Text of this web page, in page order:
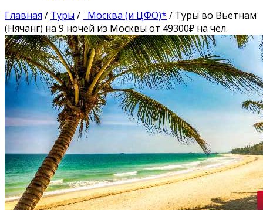
Главная / Туры / Москва (и ЦФО)* / Туры во Вьетнам
(Нячанг) на 9 ночей из Москвы от 49300₽ на чел.